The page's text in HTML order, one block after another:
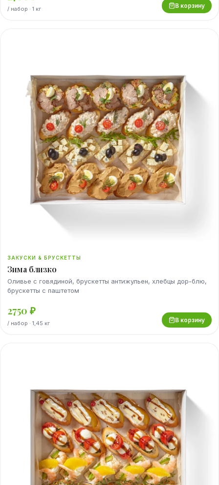
/ набор · 1 кг В корзину
ЗАКУСКИ & БРУСКЕТТЫ
Зима близко
Оливье с говядиной, брускетты антижульен, хлебцы дор-блю,
брускетты с паштетом
2750 ₽
/ набор · 1,45 кг В корзину